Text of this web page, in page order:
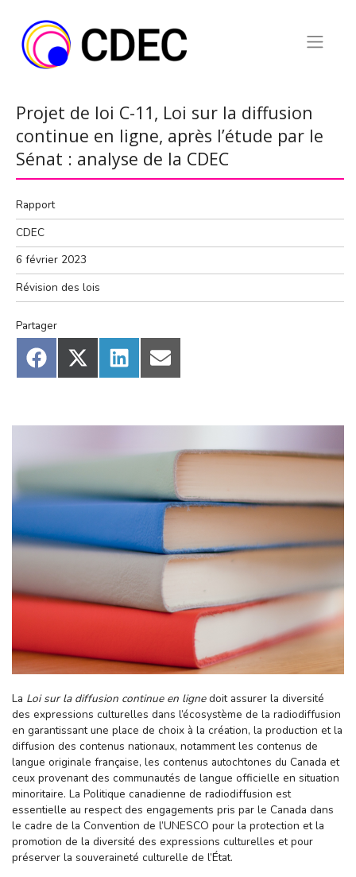
content
La Loi sur la diffusion continue en lignedoit assurer la diversité
des expressions culturelles dans l’écosystème de la radiodiffusion
en garantissant une place de choix à la création, la production et la
diffusion des contenus nationaux, notamment les contenus de
langue originale française, les contenus autochtones du Canada et
ceux provenant des communautés de langue officielle en situation
minoritaire. La Politique canadienne de radiodiffusion est
essentielle au respect des engagements pris par le Canada dans
le cadre de la Convention de l’UNESCO pour la protection et la
promotion de la diversité des expressions culturelles et pour
préserver la souveraineté culturelle de l’État.
Projet de loi C-11, Loi sur la diffusion
continue en ligne, après l’étude par le
Sénat : analyse de la CDEC
Rapport
CDEC
6 février 2023
Révision des lois
Partager
Share
on
Facebook
Share
X
Share
on
LinkedIn
Share
Email